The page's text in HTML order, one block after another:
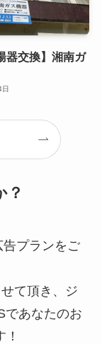
器交換】湘南ガ
？
プランをご
て頂き、ジ
であなたのお